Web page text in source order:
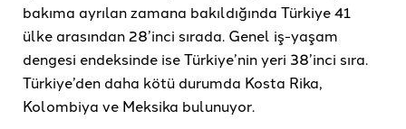
bakıma ayrılan zamana bakıldığında Türkiye 41
ülke arasından 28’inci sırada. Genel iş-yaşam
dengesi endeksinde ise Türkiye’nin yeri 38’inci sıra.
Türkiye’den daha kötü durumda Kosta Rika,
Kolombiya ve Meksika bulunuyor.